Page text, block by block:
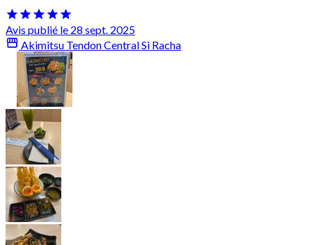
Avis publié le 28 sept. 2025
Akimitsu Tendon Central Si Racha